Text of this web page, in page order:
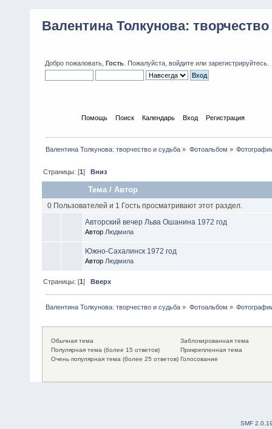
Валентина Толкунова:
Добро пожаловать, Гость . Пожалуйста, войдите или зарегистрируйтесь
Помощь Поиск Календарь Вход Регистрация
Валентина Толкунова: творчество и судьба » Фотоальбом »
Страницы: [1]Вниз
Тема / Автор
0 Пользователей и 1 Гость просматривают этот раздел.
Авторский вечер Льва Ошанина 1972 год
Автор Людмила
Южно-Сахалинск 1972 год
Автор Людмила
Страницы: [1]Вверх
Валентина Толкунова: творчество и судьба » Фотоальбом »
Обычная тема
Популярная тема (более 15 ответов)
Очень популярная тема (более 25 ответов)
Заблокированная тема
Прикрепленная тема
Голосование
SMF